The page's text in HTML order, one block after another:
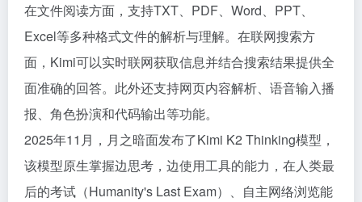
在文件阅读方面，支持TXT、PDF、Word、PPT、
Excel等多种格式文件的解析与理解。在联网搜索方
面，Kimi可以实时联网获取信息并结合搜索结果提供全
面准确的回答。此外还支持网页内容解析、语音输入播
报、角色扮演和代码输出等功能。
2025年11月，月之暗面发布了Kimi K2 Thinking模型，
该模型原生掌握边思考，边使用工具的能力，在人类最
后的考试（Humanity's Last Exam）、自主网络浏览能